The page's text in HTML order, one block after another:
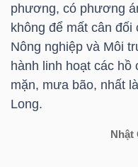
phương, có phương
không để mất cân đối
Nông nghiệp và Môi
hành linh hoạt các
mặn, mưa bão, nhất
Long.
Nhật
phân
tích
(-)
Thuật